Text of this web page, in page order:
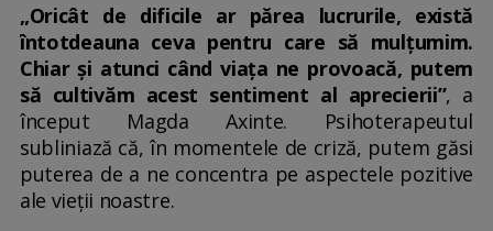
„Oricât de dificile ar părea lucrurile, există
întotdeauna ceva pentru care să mulțumim.
Chiar și atunci când viața ne provoacă, putem
să cultivăm acest sentiment al aprecierii”, a
început Magda Axinte. Psihoterapeutul
subliniază că, în momentele de criză, putem găsi
puterea de a ne concentra pe aspectele pozitive
ale vieții noastre.